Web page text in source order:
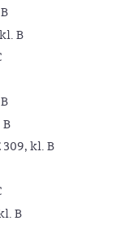
B
B
309, kl. B
B